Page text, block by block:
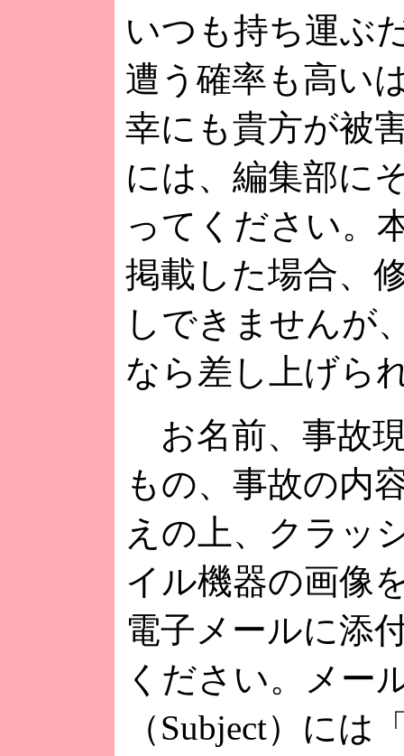
いつも持ち運ぶ
遭う確率も高い
幸にも貴方が被
には、編集部に
ってください。
掲載した場合、
しできませんが
なら差し上げら
お名前、事故
もの、事故の内
えの上、クラッ
イル機器の画像
電子メールに添
ください。メー
（Subject）には